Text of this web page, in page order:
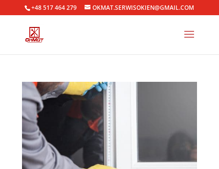
+48 517 464 279 OKMAT.SERWISOKIEN@GMAIL.COM